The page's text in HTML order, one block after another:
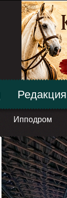
Ипподром
Редакция